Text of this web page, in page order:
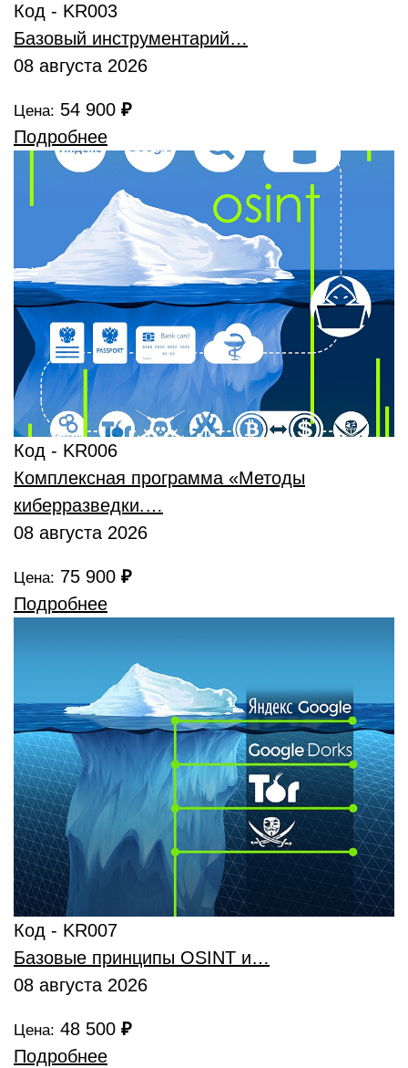
Код - KR003
Базовый инструментарий…
08 августа 2026
Цена: 54 900 ₽
Подробнее
Код - KR006
Комплексная программа «Методы
киберразведки.…
08 августа 2026
Цена: 75 900 ₽
Подробнее
Код - KR007
Базовые принципы OSINT и…
08 августа 2026
Цена: 48 500 ₽
Подробнее